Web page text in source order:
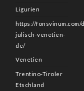
Ligurien
https://
julisch-venetien-
de/
Venetien
Trentino-Tiroler
Etschland